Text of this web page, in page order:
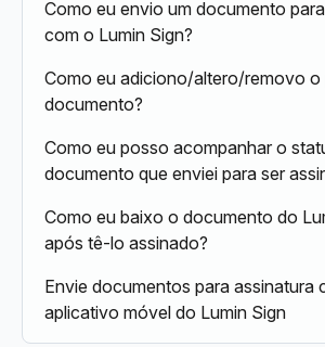
Como eu envio um documento
com o Lumin Sign?
Como eu adiciono/altero/removo o
documento?
Como eu posso acompanhar o
documento que enviei para ser
Como eu baixo o documento do
após tê-lo assinado?
Envie documentos para assinatura
aplicativo móvel do Lumin Sign